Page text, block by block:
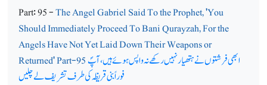
Part: 95 -The Angel Gabriel Said To the Prophet, 'You
Should Immediately Proceed To Bani Qurayzah, For the
Angels Have Not Yet Laid Down Their Weapons or
Returned' Part-95ابھی فرشتوں نے ہتھیار نہیں رکھے نہ واپس ہوئے ہیں، آپؐ
فوراً بنی قریظہ کی طرف تشریف لے چلیں